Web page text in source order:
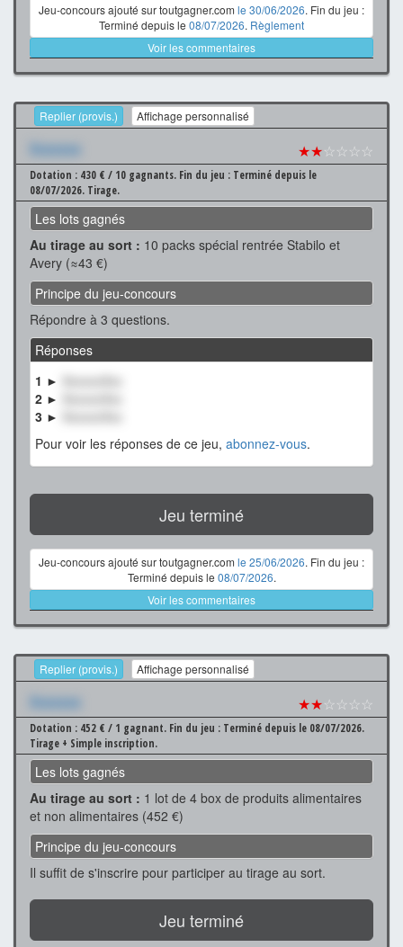
Jeu-concours ajouté sur toutgagner.com le 30/06/2026. Fin du jeu :
Terminé depuis le 08/07/2026. Règlement
Voir les commentaires
Replier (provis.) Affichage personnalisé
Xxxxxxx ★★☆☆☆☆
Dotation : 430 € / 10 gagnants. Fin du jeu : Terminé depuis le
08/07/2026. Tirage.
Les lots gagnés
Au tirage au sort : 10 packs spécial rentrée Stabilo et
Avery (≈43 €)
Principe du jeu-concours
Répondre à 3 questions.
Réponses
1 ►
2 ►
3 ►
Pour voir les réponses de ce jeu, abonnez-vous.
Jeu terminé
Jeu-concours ajouté sur toutgagner.com le 25/06/2026. Fin du jeu :
Terminé depuis le 08/07/2026.
Voir les commentaires
Replier (provis.) Affichage personnalisé
Xxxxxxx ★★☆☆☆☆
Dotation : 452 € / 1 gagnant. Fin du jeu : Terminé depuis le 08/07/2026.
Tirage + Simple inscription.
Les lots gagnés
Au tirage au sort : 1 lot de 4 box de produits alimentaires
et non alimentaires (452 €)
Principe du jeu-concours
Il suffit de s'inscrire pour participer au tirage au sort.
Jeu terminé